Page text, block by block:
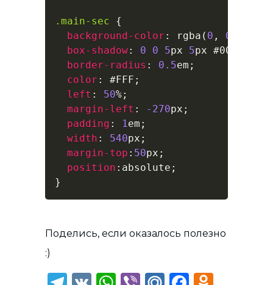
.main-sec
{
background-color : rgba ( 0 , 0
box-shadow: 0 0 5px 5px #000
border-radius : 0.5em ;
color : #FFF ;
left : 50%;
margin-left : -270px ;
padding : 1em ;
width : 540px ;
margin-top : 50px ;
position : absolute ;
}
Поделись, если оказалось полезно
:)